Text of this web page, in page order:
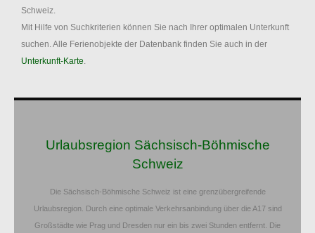
Schweiz.
Mit Hilfe von Suchkriterien können Sie nach Ihrer optimalen Unterkunft
suchen. Alle Ferienobjekte der Datenbank finden Sie auch in der
Unterkunft-Karte.
Urlaubsregion Sächsisch-Böhmische
Schweiz
Die Sächsisch-Böhmische Schweiz ist eine grenzübergreifende
Urlaubsregion. Durch eine optimale Verkehrsanbindung über die A17 sind
Großstädte wie Prag und Dresden nur ein bis zwei Stunden entfernt. Die